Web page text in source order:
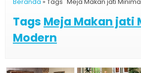
Beranda » Tags "Meja Makan jati
Tags Meja Makan jati
Modern